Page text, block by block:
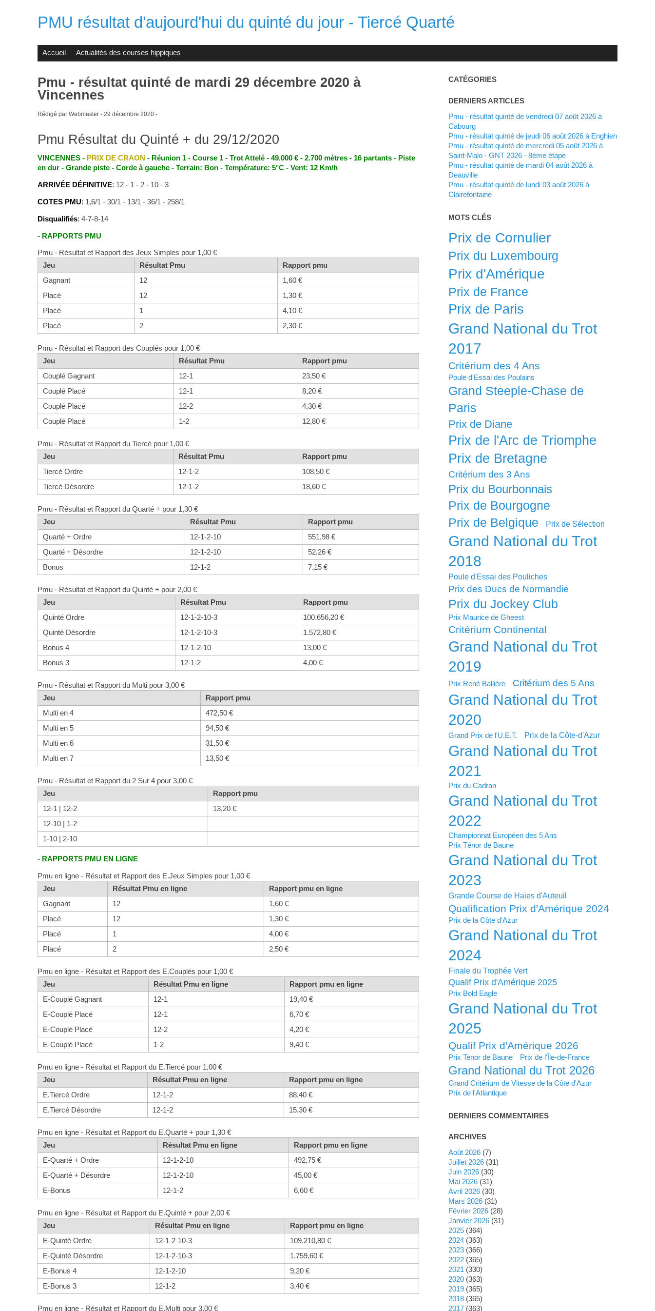
PMU résultat d'aujourd'hui du quinté du jour - Tiercé Quarté
Accueil Actualités des courses hippiques
Pmu - résultat quinté de mardi 29 décembre 2020 à
Vincennes
Rédigé par Webmaster - 29 décembre 2020-
Pmu Résultat du Quinté + du 29/12/2020
VINCENNES - PRIX DE CRAON - Réunion 1 - Course 1 - Trot Attelé - 49.000 € - 2.700 mètres - 16 partants - Piste
en dur - Grande piste - Corde à gauche - Terrain: Bon - Température: 5°C - Vent: 12 Km/h
ARRIVÉE DÉFINITIVE: 12 - 1 - 2 - 10 - 3
COTES PMU: 1,6/1 - 30/1 - 13/1 - 36/1 - 258/1
Disqualifiés: 4-7-8-14
- RAPPORTS PMU
Pmu - Résultat et Rapport des Jeux Simples pour 1,00 €
Jeu
Résultat Pmu
Rapport pmu
Gagnant
12
1,60 €
Placé
12
1,30 €
Placé
1
4,10 €
Placé
2 2,30 €
Pmu - Résultat et Rapport des Couplés pour 1,00 €
Jeu
Résultat Pmu
Rapport pmu
Couplé Gagnant
12-1
23,50 €
Couplé Placé
12-1
8,20 €
Couplé Placé
12-2
4,30 €
Couplé Placé
1-2 12,80 €
Pmu - Résultat et Rapport du Tiercé pour 1,00 €
Jeu
Résultat Pmu
Rapport pmu
Tiercé Ordre
12-1-2
108,50 €
Tiercé Désordre
12-1-2 18,60 €
Pmu - Résultat et Rapport du Quarté + pour 1,30 €
Jeu
Résultat Pmu
Rapport pmu
Quarté + Ordre
12-1-2-10
551,98 €
Quarté + Désordre
12-1-2-10
52,26 €
Bonus
12-1-2 7,15 €
Pmu - Résultat et Rapport du Quinté + pour 2,00 €
Jeu
Résultat Pmu
Rapport pmu
Quinté Ordre
12-1-2-10-3
100.656,20 €
Quinté Désordre
12-1-2-10-3
1.572,80 €
Bonus 4
12-1-2-10
13,00 €
Bonus 3
12-1-2 4,00 €
Pmu - Résultat et Rapport du Multi pour 3,00 €
Jeu
Rapport pmu
Multi en 4
472,50 €
Multi en 5
94,50 €
Multi en 6
31,50 €
Multi en 7
13,50 €
Pmu - Résultat et Rapport du 2 Sur 4 pour 3,00 €
Jeu
Rapport pmu
12-1 | 12-2
13,20 €
12-10 | 1-2
1-10 | 2-10
- RAPPORTS PMU EN LIGNE
Pmu en ligne - Résultat et Rapport des E.Jeux Simples pour 1,00 €
Jeu
Résultat Pmu en ligne
Rapport pmu en ligne
Gagnant
12
1,60 €
Placé
12
1,30 €
Placé
1
4,00 €
Placé
2 2,50 €
Pmu en ligne - Résultat et Rapport des E.Couplés pour 1,00 €
Jeu
Résultat Pmu en ligne
Rapport pmu en ligne
E-Couplé Gagnant
12-1
19,40 €
E-Couplé Placé
12-1
6,70 €
E-Couplé Placé
12-2
4,20 €
E-Couplé Placé
1-2 9,40 €
Pmu en ligne - Résultat et Rapport du E.Tiercé pour 1,00 €
Jeu
Résultat Pmu en ligne
Rapport pmu en ligne
E.Tiercé Ordre
12-1-2
88,40 €
E.Tiercé Désordre
12-1-2 15,30 €
Pmu en ligne - Résultat et Rapport du E.Quarté + pour 1,30 €
Jeu
Résultat Pmu en ligne
Rapport pmu en ligne
E-Quarté + Ordre
12-1-2-10
492,75 €
E-Quarté + Désordre
12-1-2-10
45,00 €
E-Bonus
12-1-2 6,60 €
Pmu en ligne - Résultat et Rapport du E.Quinté + pour 2,00 €
Jeu
Résultat Pmu en ligne
Rapport pmu en ligne
E-Quinté Ordre
12-1-2-10-3
109.210,80 €
E-Quinté Désordre
12-1-2-10-3
1.759,60 €
E-Bonus 4
12-1-2-10
9,20 €
E-Bonus 3
12-1-2 3,40 €
Pmu en ligne - Résultat et Rapport du E.Multi pour 3,00 €
CATÉGORIES
DERNIERS ARTICLES
Pmu - résultat quinté de vendredi 07 août 2026 à
Cabourg
Pmu - résultat quinté de jeudi 06 août 2026 à Enghien
Pmu - résultat quinté de mercredi 05 août 2026 à
Saint-Malo - GNT 2026 - 8ème étape
Pmu - résultat quinté de mardi 04 août 2026 à
Deauville
Pmu - résultat quinté de lundi 03 août 2026 à
Clairefontaine
MOTS CLÉS
Prix de Cornulier
Prix du Luxembourg
Prix d'Amérique
Prix de France
Prix de Paris
Grand National du Trot
2017
Critérium des 4 Ans
Poule d'Essai des Poulains
Grand Steeple-Chase de
Paris
Prix de Diane
Prix de l'Arc de Triomphe
Prix de Bretagne
Critérium des 3 Ans
Prix du Bourbonnais
Prix de Bourgogne
Prix de Belgique
Prix de Sélection
Grand National du Trot
2018
Poule d'Essai des Pouliches
Prix des Ducs de Normandie
Prix du Jockey Club
Prix Maurice de Gheest
Critérium Continental
Grand National du Trot
2019
Prix René Ballière Critérium des 5 Ans
Grand National du Trot
2020
Grand Prix de l'U.E.T. Prix de la Côte-d'Azur
Grand National du Trot
2021
Prix du Cadran
Grand National du Trot
2022
Championnat Européen des 5 Ans
Prix Ténor de Baune
Grand National du Trot
2023
Grande Course de Haies d'Auteuil
Qualification Prix d'Amérique 2024
Prix de la Côte d'Azur
Grand National du Trot
2024
Finale du Trophée Vert
Qualif Prix d'Amérique 2025
Prix Bold Eagle
Grand National du Trot
2025
Qualif Prix d'Amérique 2026
Prix Tenor de Baune Prix de l'Île-de-France
Grand National du Trot 2026
Grand Critérium de Vitesse de la Côte d'Azur
Prix de l'Atlantique
DERNIERS COMMENTAIRES
ARCHIVES
août 2026 (7)
juillet 2026 (31)
juin 2026 (30)
mai 2026 (31)
avril 2026 (30)
mars 2026 (31)
février 2026 (28)
janvier 2026 (31)
2025 (364)
2024 (363)
2023 (366)
2022 (365)
2021 (330)
2020 (363)
2019 (365)
2018 (365)
2017 (363)